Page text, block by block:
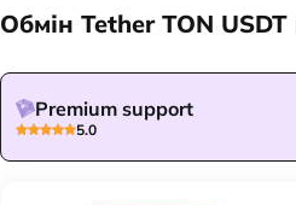
Обмін Tether TON
Premium support
5.0